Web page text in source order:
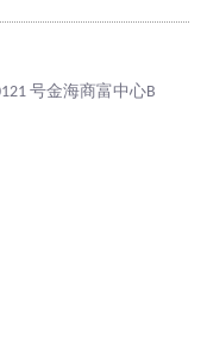
号金海商富中心B